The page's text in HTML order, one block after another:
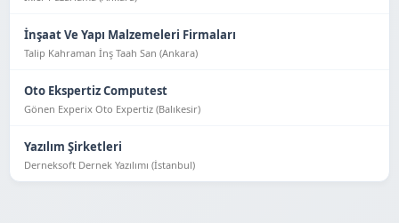
İnşaat Ve Yapı Malzemeleri Firmaları
Talip Kahraman İnş Taah San (Ankara)
Oto Ekspertiz Computest
Gönen Experix Oto Expertiz (Balıkesir)
Yazılım Şirketleri
Derneksoft Dernek Yazılımı (İstanbul)